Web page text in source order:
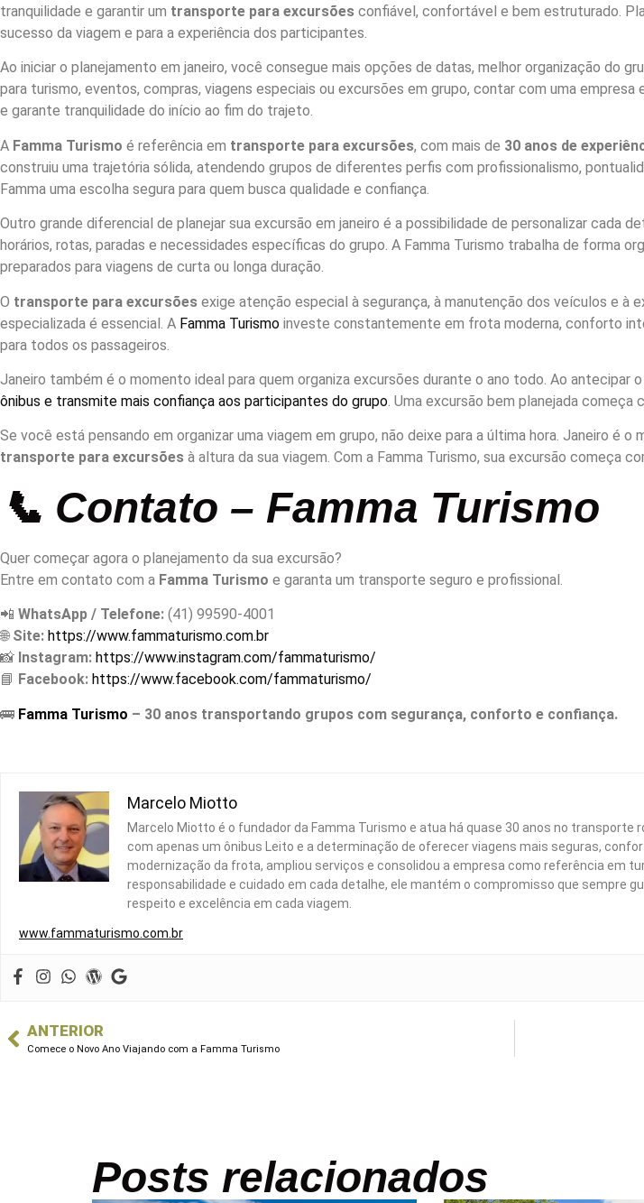
tranquilidade e garantir um transporte para excursões confiável, confortável e bem estruturado.
sucesso da viagem e para a experiência dos participantes.
Ao iniciar o planejamento em janeiro, você consegue mais opções de datas, melhor organização do
para turismo, eventos, compras, viagens especiais ou excursões em grupo, contar com uma empresa
e garante tranquilidade do início ao fim do trajeto.
A Famma Turismo é referência em transporte para excursões, com mais de 30 anos de
construiu uma trajetória sólida, atendendo grupos de diferentes perfis com profissionalismo,
Famma uma escolha segura para quem busca qualidade e confiança.
Outro grande diferencial de planejar sua excursão em janeiro é a possibilidade de personalizar cada
horários, rotas, paradas e necessidades específicas do grupo. A Famma Turismo trabalha de forma
preparados para viagens de curta ou longa duração.
O transporte para excursões exige atenção especial à segurança, à manutenção dos veículos e à
especializada é essencial. A Famma Turismo investe constantemente em frota moderna, conforto
para todos os passageiros.
Janeiro também é o momento ideal para quem organiza excursões durante o ano todo. Ao antecipar
ônibus e transmite mais confiança aos participantes do grupo. Uma excursão bem planejada
Se você está pensando em organizar uma viagem em grupo, não deixe para a última hora. Janeiro é
transporte para excursões à altura da sua viagem. Com a Famma Turismo, sua excursão começa
📞 Contato – Famma Turismo
Quer começar agora o planejamento da sua excursão?
Entre em contato com a Famma Turismo e garanta um transporte seguro e profissional.
📲 WhatsApp / Telefone: (41) 99590-4001
🌐 Site: https://www.fammaturismo.com.br
📸 Instagram: https://www.instagram.com/fammaturismo/
📘 Facebook: https://www.facebook.com/fammaturismo/
🚌 Famma Turismo – 30 anos transportando grupos com segurança, conforto e confiança.
Marcelo Miotto
Marcelo Miotto é o fundador da Famma Turismo e atua há quase 30 anos no transporte
com apenas um ônibus Leito e a determinação de oferecer viagens mais seguras,
modernização da frota, ampliou serviços e consolidou a empresa como referência em
responsabilidade e cuidado em cada detalhe, ele mantém o compromisso que sempre
respeito e excelência em cada viagem.
www.fammaturismo.com.br
ANTERIOR
Comece o Novo Ano Viajando com a Famma Turismo
Posts relacionados